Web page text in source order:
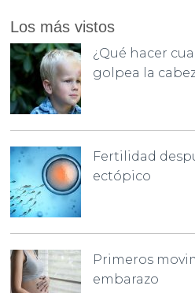
Los más vistos
¿Qué hacer
golpea la
Fertilidad
ectópico
Primeros
embarazo